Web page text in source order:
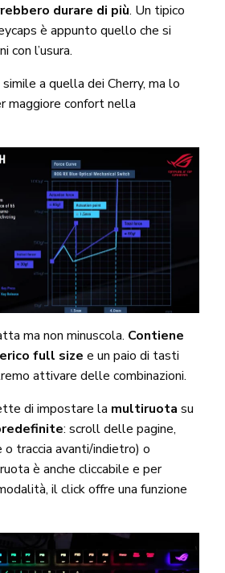
durare di più. Un tipico
è appunto quello che si
con l’usura.
a quella dei Cherry, ma lo
maggiore confort nella
ma non minuscola. Contiene
full size e un paio di tasti
attivare delle combinazioni.
di impostare la multiruota su
: scroll delle pagine,
traccia avanti/indietro) o
è anche cliccabile e per
il click offre una funzione